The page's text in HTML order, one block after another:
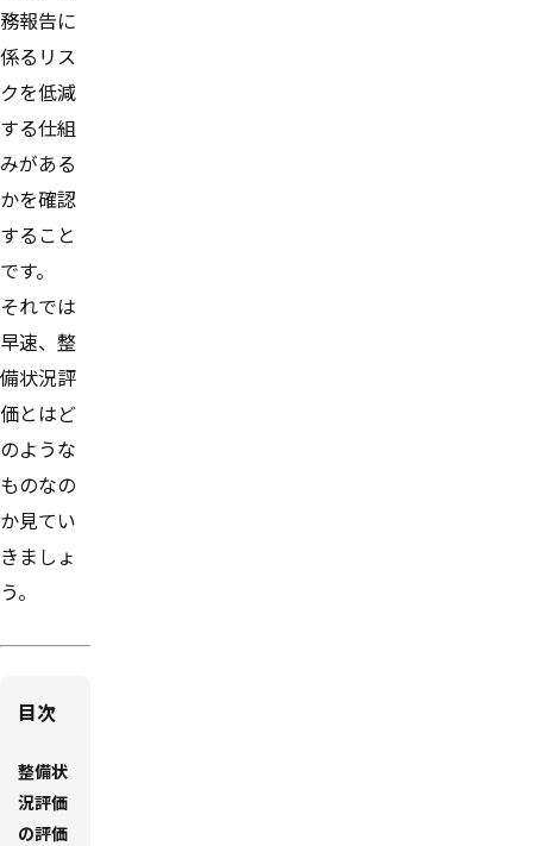
務報告に
係るリス
クを低減
する仕組
みがある
かを確認
すること
です。
それでは
早速、整
備状況評
価とはど
のような
ものなの
か見てい
きましょ
う。
目次
整備状
況評価
の評価